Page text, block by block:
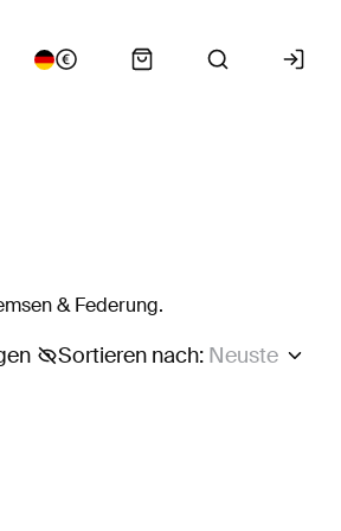
& Federung.
Sortieren nach: Neuste